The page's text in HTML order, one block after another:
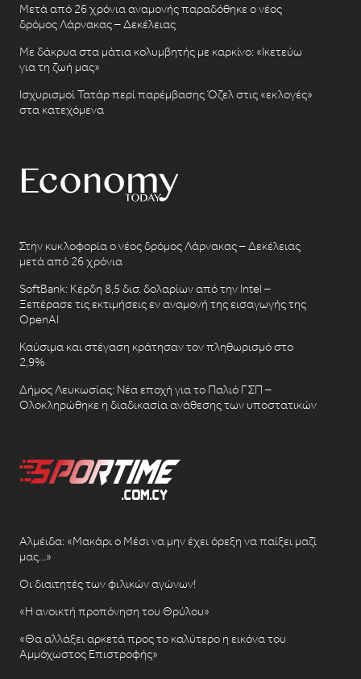
Μετά από 26 χρόνια αναμονής παραδόθηκε ο νέος
δρόμος Λάρνακας – Δεκέλειας
Με δάκρυα στα μάτια κολυμβητής με καρκίνο: «Ικετεύω
για τη ζωή μας»
Ισχυρισμοί Τατάρ περί παρέμβασης Όζελ στις «εκλογές»
στα κατεχόμενα
Στην κυκλοφορία ο νέος δρόμος Λάρνακας – Δεκέλειας
μετά από 26 χρόνια
SoftBank: Κέρδη 8,5 δισ. δολαρίων από την Intel –
Ξεπέρασε τις εκτιμήσεις εν αναμονή της εισαγωγής της
OpenAI
Καύσιμα και στέγαση κράτησαν τον πληθωρισμό στο
2,9%
Δήμος Λευκωσίας: Νέα εποχή για το Παλιό ΓΣΠ –
Ολοκληρώθηκε η διαδικασία ανάθεσης των υποστατικών
Αλμέιδα: «Μακάρι ο Μέσι να μην έχει όρεξη να παίξει μαζί
μας…»
Οι διαιτητές των φιλικών αγώνων!
«Η ανοικτή προπόνηση του Θρύλου»
«Θα αλλάξει αρκετά προς το καλύτερο η εικόνα του
Αμμόχωστος Επιστροφής»